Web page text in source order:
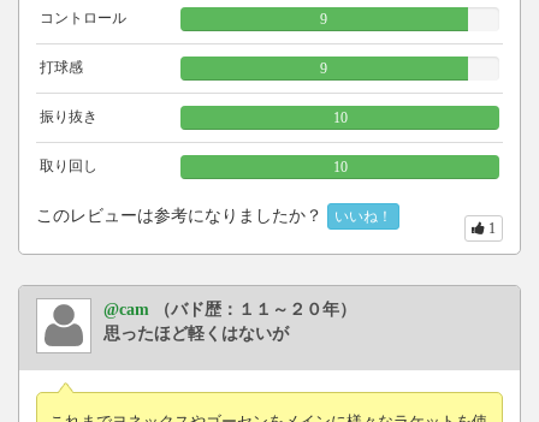
コントロール 9
打球感 9
振り抜き 10
取り回し 10
このレビューは参考になりましたか？ いいね！
1
@cam
（バド歴：１１～２０年）
思ったほど軽くはないが